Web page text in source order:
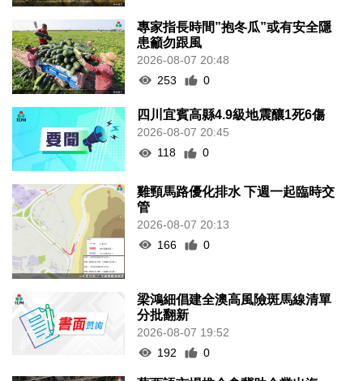
專家指長時間”抱冬瓜”或有安全隱
患籲勿跟風
2026-08-07 20:48
253
0
四川宜賓高縣4.9級地震釀1死6傷
2026-08-07 20:45
118
0
雞頸馬路優化排水 下週一起臨時交
管
2026-08-07 20:13
166
0
梁鴻細倡建全澳高風險斑馬線清單
分批翻新
2026-08-07 19:52
192
0